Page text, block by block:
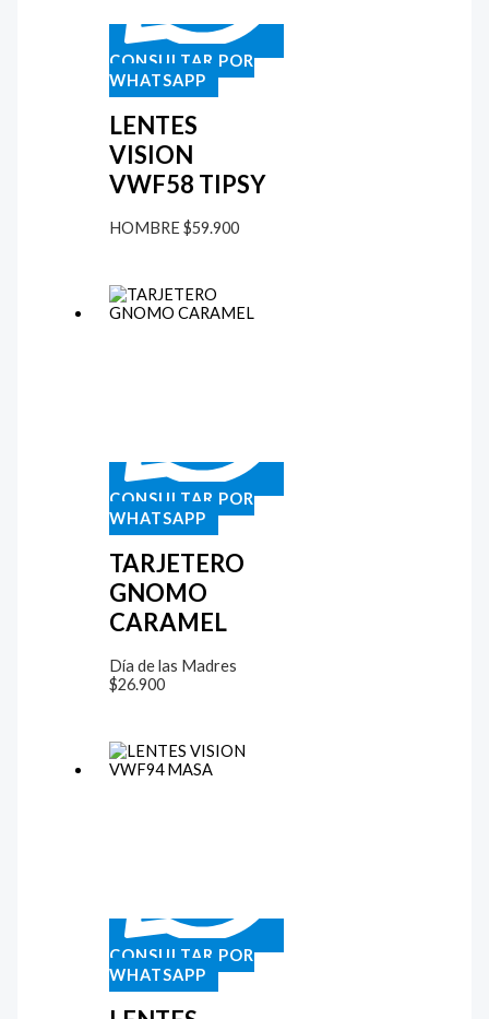
CONSULTAR POR
WHATSAPP
LENTES
VISION
VWF58 TIPSY
HOMBRE $59.900
CONSULTAR POR
WHATSAPP
TARJETERO
GNOMO
CARAMEL
Día de las Madres
$26.900
CONSULTAR POR
WHATSAPP